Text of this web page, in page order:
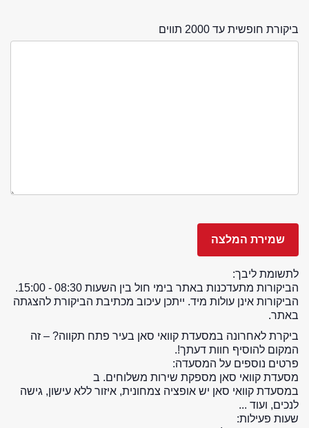
ביקורת חופשית עד 2000 תווים
לתשומת ליבך:
הביקורות מתעדכנות באתר בימי חול בין השעות 08:30 - 15:00.
הביקורות אינן עולות מיד. ייתכן עיכוב מכתיבת הביקורת להצגתה
באתר.
ביקרת לאחרונה במסעדת קוואי סאן בעיר פתח תקווה? – זה
המקום להוסיף חוות דעתך!.
פרטים נוספים על המסעדה:
מסעדת קוואי סאן מספקת שירות משלוחים. ב
במסעדת קוואי סאן יש אופציה צמחונית, איזור ללא עישון, גישה
לנכים, ועוד ...
שעות פעילות: